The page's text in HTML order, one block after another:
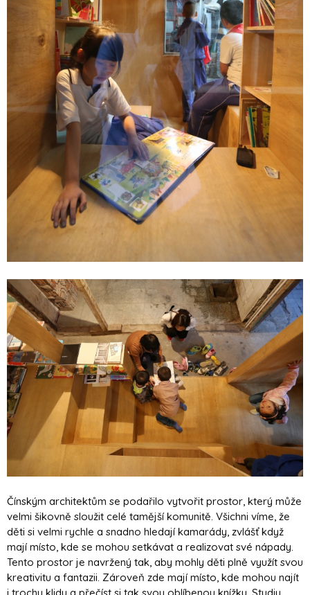
Čínským architektům se podařilo vytvořit prostor, který může
velmi šikovně sloužit celé tamější komunitě. Všichni víme, že
děti si velmi rychle a snadno hledají kamarády, zvlášť když
mají místo, kde se mohou setkávat a realizovat své nápady.
Tento prostor je navržený tak, aby mohly děti plně využít svou
kreativitu a fantazii. Zároveň zde mají místo, kde mohou najít